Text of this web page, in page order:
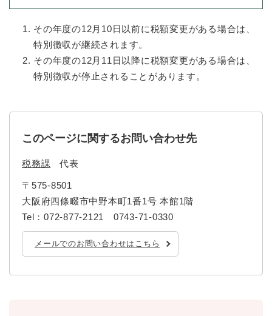
その年度の12月10日以前に税額変更がある場合は、
特別徴収が継続されます。
その年度の12月11日以降に税額変更がある場合は、
特別徴収が停止されることがあります。
このページに関するお問い合わせ先
税務課 代表
〒575-8501
大阪府四條畷市中野本町1番1号 本館1階
Tel：072-877-2121 0743-71-0330
メールでのお問い合わせはこちら